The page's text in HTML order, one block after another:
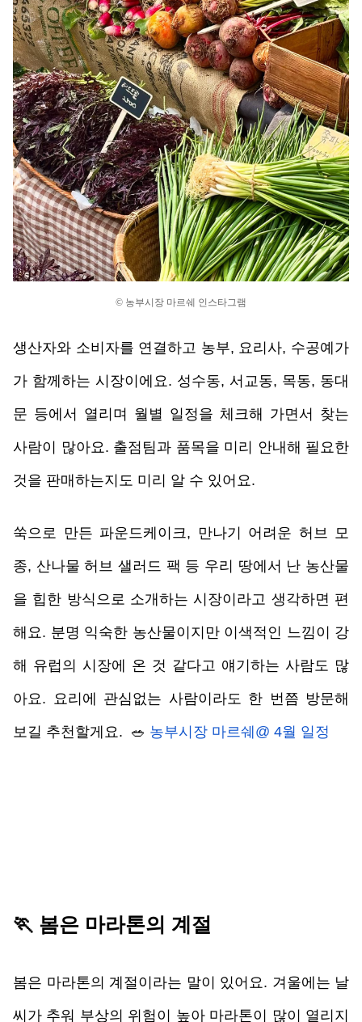
© 농부시장 마르쉐 인스타그램
생산자와 소비자를 연결하고 농부, 요리사, 수공예가
가 함께하는 시장이에요. 성수동, 서교동, 목동, 동대
문 등에서 열리며 월별 일정을 체크해 가면서 찾는
사람이 많아요. 출점팀과 품목을 미리 안내해 필요한
것을 판매하는지도 미리 알 수 있어요.
쑥으로 만든 파운드케이크, 만나기 어려운 허브 모
종, 산나물 허브 샐러드 팩 등 우리 땅에서 난 농산물
을 힙한 방식으로 소개하는 시장이라고 생각하면 편
해요. 분명 익숙한 농산물이지만 이색적인 느낌이 강
해 유럽의 시장에 온 것 같다고 얘기하는 사람도 많
아요. 요리에 관심없는 사람이라도 한 번쯤 방문해
보길 추천할게요.  🥗 농부시장 마르쉐@ 4월 일정
🏃 봄은 마라톤의 계절
봄은 마라톤의 계절이라는 말이 있어요. 겨울에는 날
씨가 추워 부상의 위험이 높아 마라톤이 많이 열리지